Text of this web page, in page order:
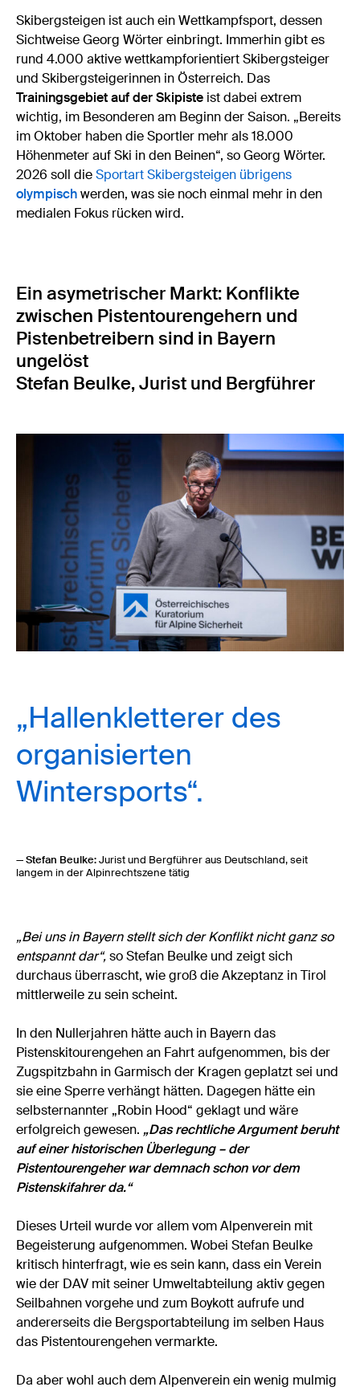
Skibergsteigen ist auch ein Wettkampfsport, dessen
Sichtweise Georg Wörter einbringt. Immerhin gibt es
rund 4.000 aktive wettkampforientiert Skibergsteiger
und Skibergsteigerinnen in Österreich. Das
Trainingsgebiet auf der Skipiste ist dabei extrem
wichtig, im Besonderen am Beginn der Saison. „Bereits
im Oktober haben die Sportler mehr als 18.000
Höhenmeter auf Ski in den Beinen“, so Georg Wörter.
2026 soll dieSportart Skibergsteigen übrigens
olympischwerden, was sie noch einmal mehr in den
medialen Fokus rücken wird.
Ein asymetrischer Markt: Konflikte
zwischen Pistentourengehern und
Pistenbetreibern sind in Bayern
ungelöst
Stefan Beulke, Jurist und Bergführer
„Hallenkletterer des
organisierten
Wintersports“.
— Stefan Beulke:Jurist und Bergführer aus Deutschland, seit
langem in der Alpinrechtszene tätig
„Bei uns in Bayern stellt sich der Konflikt nicht ganz so
entspannt dar“,so Stefan Beulke und zeigt sich
durchaus überrascht, wie groß die Akzeptanz in Tirol
mittlerweile zu sein scheint.
In den Nullerjahren hätte auch in Bayern das
Pistenskitourengehen an Fahrt aufgenommen, bis der
Zugspitzbahn in Garmisch der Kragen geplatzt sei und
sie eine Sperre verhängt hätten. Dagegen hätte ein
selbsternannter „Robin Hood“ geklagt und wäre
erfolgreich gewesen. „Das rechtliche Argument beruht
auf einer historischen Überlegung – der
Pistentourengeher war demnach schon vor dem
Pistenskifahrer da.“
Dieses Urteil wurde vor allem vom Alpenverein mit
Begeisterung aufgenommen. Wobei Stefan Beulke
kritisch hinterfragt, wie es sein kann, dass ein Verein
wie der DAV mit seiner Umweltabteilung aktiv gegen
Seilbahnen vorgehe und zum Boykott aufrufe und
andererseits die Bergsportabteilung im selben Haus
das Pistentourengehen vermarkte.
Da aber wohl auch dem Alpenverein ein wenig mulmig